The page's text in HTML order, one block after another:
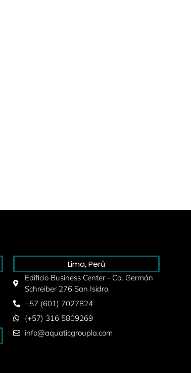
Lima, Perú
Edificio Business Center - Ca. Germán
Schreiber 276 San Isidro.
+57 (601) 7027824
(+57) 316 5809269
info@aquaticgroupla.com